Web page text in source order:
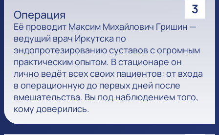
3
Операция
Её проводит Максим Михайлович Гришин —
ведущий врач Иркутска по
эндопротезированию суставов с огромным
практическим опытом. В стационаре он
лично ведёт всех своих пациентов: от входа
в операционную до первых дней после
вмешательства. Вы под наблюдением того,
кому доверились.